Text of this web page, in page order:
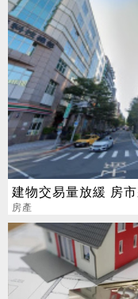
建物交易量放緩 房
房產